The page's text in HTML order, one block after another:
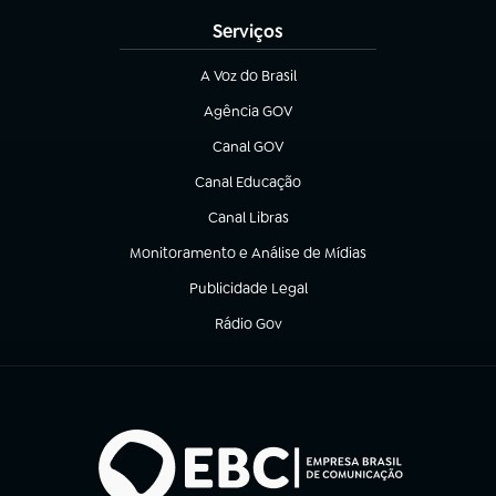
Serviços
A Voz do Brasil
(abre em nova aba)
Agência GOV
(abre em nova aba)
Canal GOV
(abre em nova aba)
Canal Educação
(abre em nova aba)
Canal Libras
(abre em nova aba)
Monitoramento e Análise de Mídias
(abre em nova aba)
Publicidade Legal
(abre em nova aba)
Rádio Gov
(abre em nova aba)